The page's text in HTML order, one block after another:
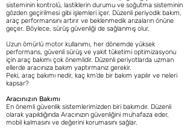
sisteminin kontrolü, lastiklerin durumu ve soğutma sisteminin
gözden geçirilmesi gibi işlemleri içer. Düzenli periyodik bakım,
araç performansını artırır ve beklenmedik arızaların önüne
geçer. Böylece, sürüş güvenliği de sağlanmış olur.
Uzun ömürlü motor kullanımı, her dönemde yüksek
performans, güvenli sürüş ve yakıt tüketimi optimizasyonu
için araç bakımı çok önemlidir. Düzenli periyotlarda uzman
ellerde aracınıza bakım yaptırmanız gerekir.
Peki, araç bakımı nedir, kaç km’de bir bakım yapılır ve neleri
kapsar?
Aracınızın Bakımı
En önemli güvenlik sistemlerimizden biri bakımdır. Düzenli
olarak yapıldığında Aracınızın güvenliğini muhafaza eder,
mobil kalmasını ve değerini korumasını sağlar.